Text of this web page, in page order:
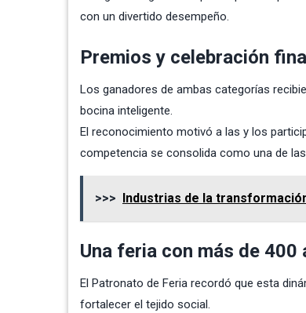
con un divertido desempeño.
Premios y celebración final
Los ganadores de ambas categorías
bocina inteligente.
El reconocimiento motivó a las y los
competencia se consolida como una de
>>> Industrias de la
Una feria con más de
El Patronato de Feria recordó que esta
fortalecer el tejido social.